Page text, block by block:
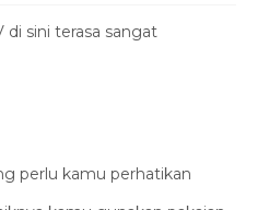
sini terasa sangat
perlu kamu perhatikan